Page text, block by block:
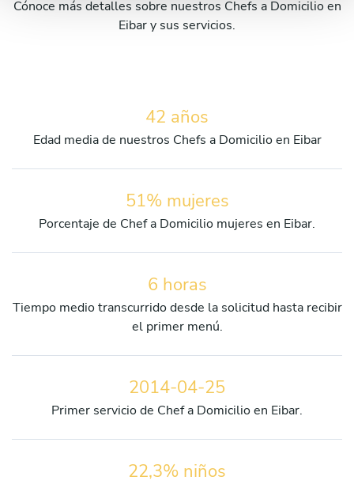
Cónoce más detalles sobre nuestros Chefs a Domicilio en
Eibar y sus servicios.
42 años
Edad media de nuestros Chefs a Domicilio en Eibar
51% mujeres
Porcentaje de Chef a Domicilio mujeres en Eibar.
6 horas
Tiempo medio transcurrido desde la solicitud hasta recibir
el primer menú.
2014-04-25
Primer servicio de Chef a Domicilio en Eibar.
22,3% niños